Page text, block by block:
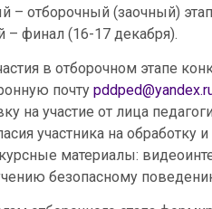
– отборочный (заочный)
– финал (16-17 декабря).
в отборочном этапе
почту
на участие от лица
участника на
материалы:
безопасному